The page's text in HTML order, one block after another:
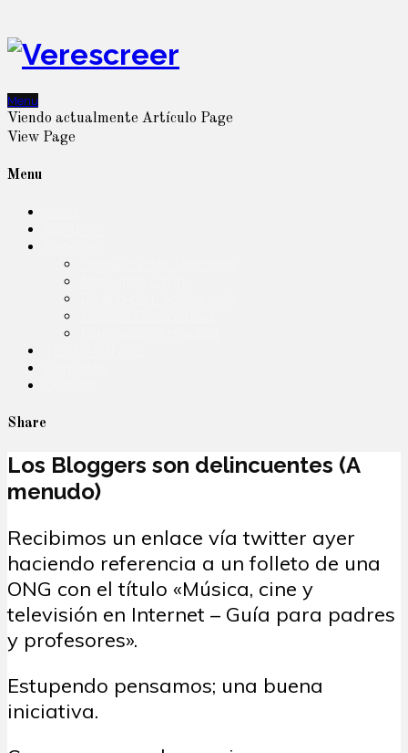
Menu
Viendo actualmente Artículo Page
View Page
Menu
Share
Los Bloggers son delincuentes (A
menudo)
Recibimos un enlace vía twitter ayer
haciendo referencia a un folleto de una
ONG con el título «Música, cine y
televisión en Internet – Guía para padres
y profesores».
Estupendo pensamos; una buena
iniciativa.